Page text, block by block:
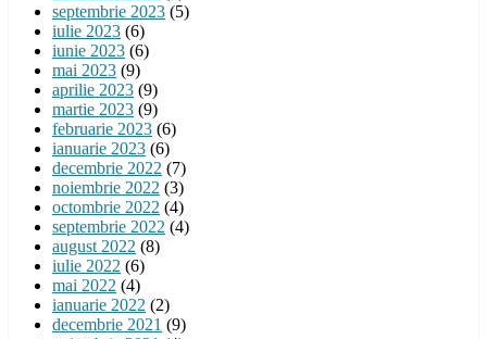
septembrie 2023 (5)
iulie 2023 (6)
iunie 2023 (6)
mai 2023 (9)
aprilie 2023 (9)
martie 2023 (9)
februarie 2023 (6)
ianuarie 2023 (6)
decembrie 2022 (7)
noiembrie 2022 (3)
octombrie 2022 (4)
septembrie 2022 (4)
august 2022 (8)
iulie 2022 (6)
mai 2022 (4)
ianuarie 2022 (2)
decembrie 2021 (9)